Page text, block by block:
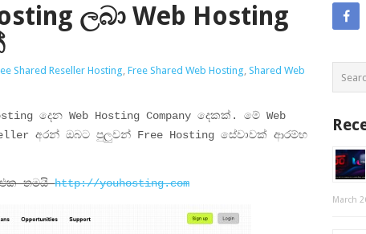
ලබා Web Hosting
Shared Reseller Hosting, Free Shared Web Hosting, Shared Web
දෙන Web Hosting Company දෙකක්. මේ Web
අරන් ඔබට පුලුවන් Free Hosting සේවාවක් ආරම්භ
එක තමයිhttp://youhosting.com
March